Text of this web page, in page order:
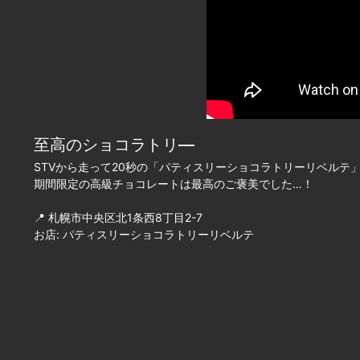
至高のショコラトリ―
STVから走って20秒の「パティスリーショコラトリーリベルテ
期間限定の高級チョコレートは最高のご褒美でした…！
📍 札幌市中央区北1条西8丁目2-7
お店: パティスリーショコラトリーリベルテ